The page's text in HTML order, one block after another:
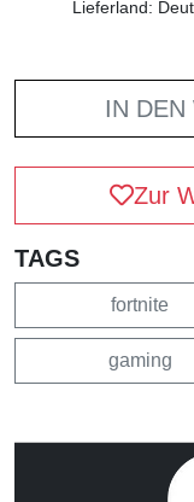
Lieferland:
IN DEN
Zur
TAGS
fortnite
gaming